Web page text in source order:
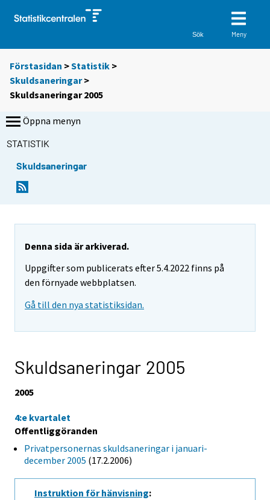
Sök Meny
Förstasidan >Statistik >
Skuldsaneringar>
Skuldsaneringar 2005
Öppna menyn
STATISTIK
Skuldsaneringar
Denna sida är arkiverad.
Uppgifter som publicerats efter 5.4.2022 finns på
den förnyade webbplatsen.
Gå till den nya statistiksidan.
Skuldsaneringar 2005
2005
4:e kvartalet
Offentliggöranden
Privatpersonernas skuldsaneringar i januari-
december 2005 (17.2.2006)
Instruktion för hänvisning: